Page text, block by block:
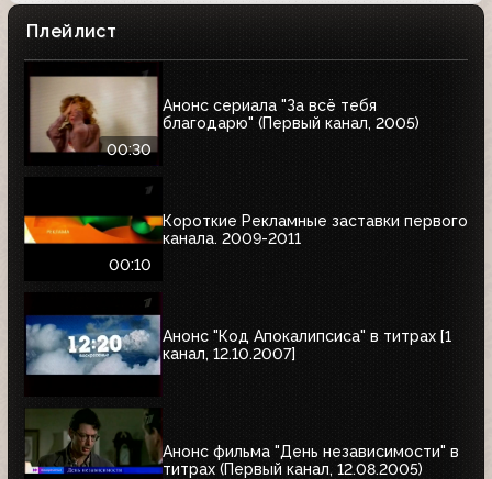
Плейлист
00:30
Анонс сериала "За всё тебя
благодарю" (Первый канал, 2005)
00:10
Короткие Рекламные заставки первого
канала. 2009-2011
Анонс "Код Апокалипсиса" в титрах [1
канал, 12.10.2007]
Анонс фильма "День независимости" в
титрах (Первый канал, 12.08.2005)